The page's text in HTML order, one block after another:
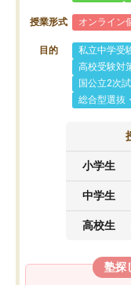
授業形式 オンライン
目的 私立中学受
高校受験対
国公立2次
総合型選抜
小学生
中学生
高校生
塾探